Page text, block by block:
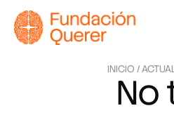
INICIO /
No